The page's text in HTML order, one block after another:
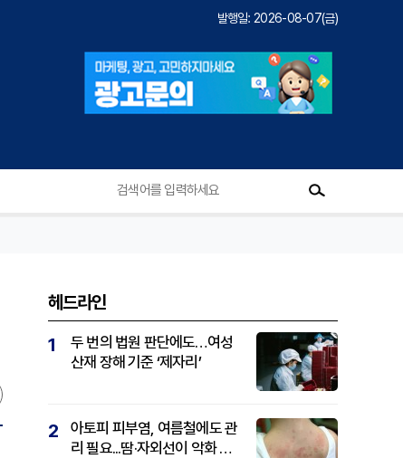
발행일: 2026-08-07(금)
헤드라인
1
두 번의 법원 판단에도…여성
산재 장해 기준 ‘제자리’
2
아토피 피부염, 여름철에도 관
리 필요...땀·자외선이 악화 요